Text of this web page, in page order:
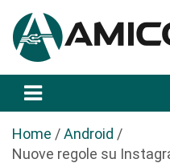
a
Amicopc.com
Home
Android
Nuove regole su